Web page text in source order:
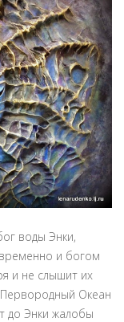
воды Энки,
и богом
и не слышит их
Океан
до Энки жалобы